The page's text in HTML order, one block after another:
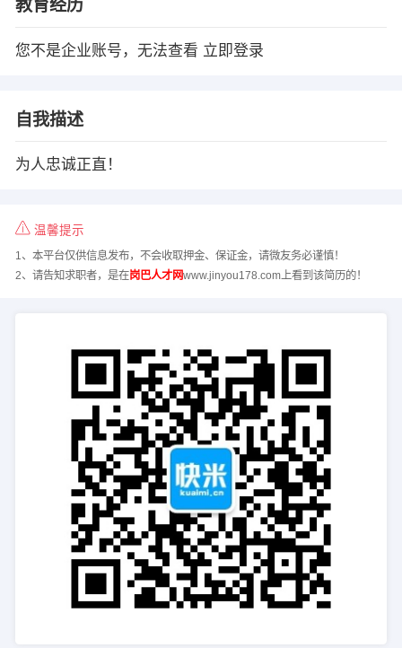
教育经历
您不是企业账号，无法查看 立即登录
自我描述
为人忠诚正直！
温馨提示
1、本平台仅供信息发布，不会收取押金、保证金，请微友务必谨慎！
2、请告知求职者，是在岗巴人才网www.jinyou178.com上看到该简历的！